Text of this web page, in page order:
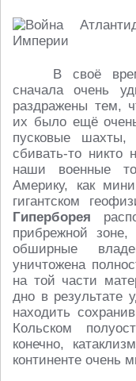
В своё
сначала очень
раздражены тем,
их было ещё
пусковые
сбивать-то никто
наши военные
Америку, как
гигантском
Гиперборея
прибрежной
обширные
уничтожена
на той части
дно в результате
находить
Кольском
конечно,
континенте очень